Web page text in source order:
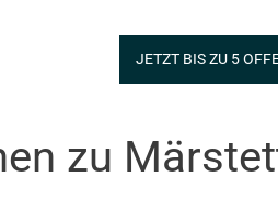
JETZT BIS ZU 5
zu